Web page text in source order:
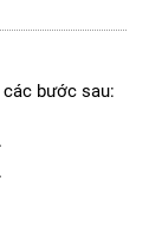
bước sau:
.